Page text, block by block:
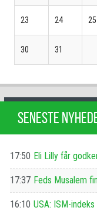
23 24 25
30 31
SENESTE
17:50 Eli Lilly får
17:37 Feds Musalem
16:10 USA: ISM-